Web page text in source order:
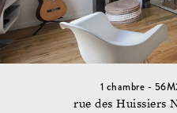
1 chambre -
rue des Huissiers